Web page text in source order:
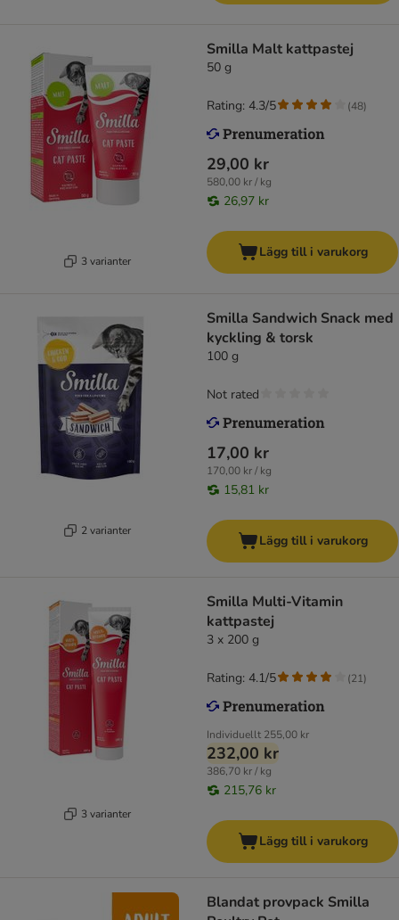
3 varianter
Smilla Malt kattpastej
50 g
29,00 kr
580,00 kr / kg
26,97 kr
Rating: 4.3/5 (48)
Lägg till i varukorg
2 varianter
Smilla Sandwich Snack med
kyckling & torsk
100 g
17,00 kr
170,00 kr / kg
15,81 kr
Not rated
Lägg till i varukorg
3 varianter
Smilla Multi-Vitamin
kattpastej
3 x 200 g
Individuellt 255,00 kr
232,00 kr
386,70 kr / kg
215,76 kr
Rating: 4.1/5 (21)
Lägg till i varukorg
Blandat provpack Smilla